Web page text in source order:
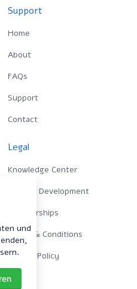
Support
Home
About
FAQs
Support
Contact
Legal
Knowledge Center
Custom Development
Sponsorships
Terms & Conditions
Privacy Policy
und